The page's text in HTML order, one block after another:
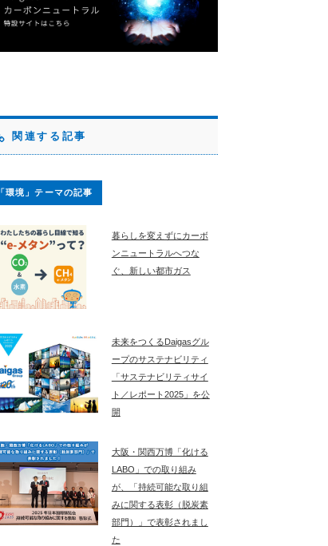
関連する記事
「環境」テーマの記事
暮らしを変えずにカーボ
ンニュートラルへつな
ぐ、新しい都市ガス
未来をつくるDaigasグル
ープのサステナビリティ
「サステナビリティサイ
ト／レポート2025」を公
開
大阪・関西万博「化ける
LABO」での取り組み
が、「持続可能な取り組
みに関する表彰（脱炭素
部門）」で表彰されまし
た